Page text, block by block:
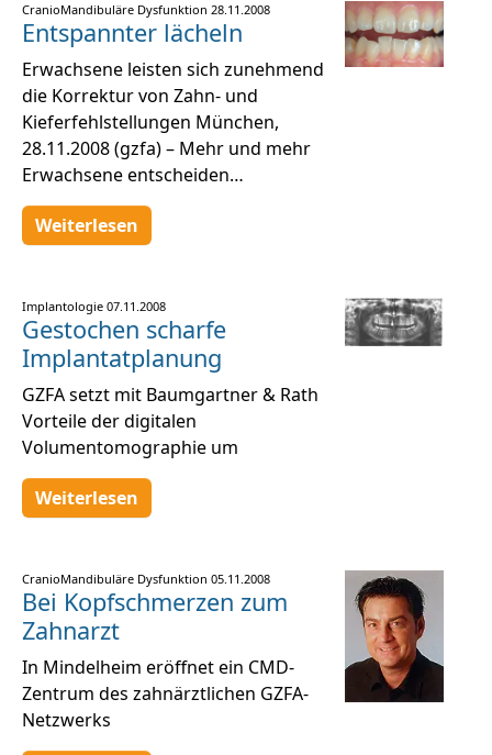
CranioMandibuläre Dysfunktion 28.11.2008
Entspannter lächeln
Erwachsene leisten sich zunehmend
die Korrektur von Zahn- und
Kieferfehlstellungen München,
28.11.2008 (gzfa) – Mehr und mehr
Erwachsene entscheiden…
Weiterlesen
Implantologie 07.11.2008
Gestochen scharfe
Implantatplanung
GZFA setzt mit Baumgartner & Rath
Vorteile der digitalen
Volumentomographie um
Weiterlesen
CranioMandibuläre Dysfunktion 05.11.2008
Bei Kopfschmerzen zum
Zahnarzt
In Mindelheim eröffnet ein CMD-
Zentrum des zahnärztlichen GZFA-
Netzwerks